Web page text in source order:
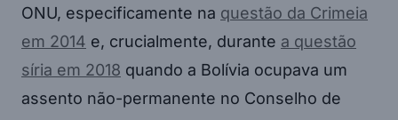
ONU, especificamente na questão da Crimeia
em 2014 e, crucialmente, durante a questão
síria em 2018 quando a Bolívia ocupava um
assento não-permanente no Conselho de